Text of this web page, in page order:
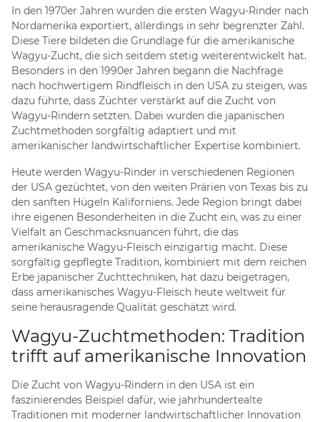
In den 1970er Jahren wurden die ersten Wagyu-Rinder nach
Nordamerika exportiert, allerdings in sehr begrenzter Zahl.
Diese Tiere bildeten die Grundlage für die amerikanische
Wagyu-Zucht, die sich seitdem stetig weiterentwickelt hat.
Besonders in den 1990er Jahren begann die Nachfrage
nach hochwertigem Rindfleisch in den USA zu steigen, was
dazu führte, dass Züchter verstärkt auf die Zucht von
Wagyu-Rindern setzten. Dabei wurden die japanischen
Zuchtmethoden sorgfältig adaptiert und mit
amerikanischer landwirtschaftlicher Expertise kombiniert.
Heute werden Wagyu-Rinder in verschiedenen Regionen
der USA gezüchtet, von den weiten Prärien von Texas bis zu
den sanften Hügeln Kaliforniens. Jede Region bringt dabei
ihre eigenen Besonderheiten in die Zucht ein, was zu einer
Vielfalt an Geschmacksnuancen führt, die das
amerikanische Wagyu-Fleisch einzigartig macht. Diese
sorgfältig gepflegte Tradition, kombiniert mit dem reichen
Erbe japanischer Zuchttechniken, hat dazu beigetragen,
dass amerikanisches Wagyu-Fleisch heute weltweit für
seine herausragende Qualität geschätzt wird.
Wagyu-Zuchtmethoden: Tradition
trifft auf amerikanische Innovation
Die Zucht von Wagyu-Rindern in den USA ist ein
faszinierendes Beispiel dafür, wie jahrhundertealte
Traditionen mit moderner landwirtschaftlicher Innovation